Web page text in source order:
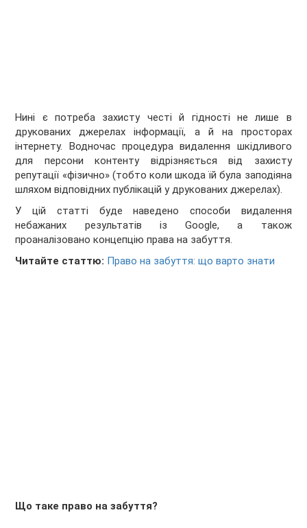
Нині є потреба захисту честі й гідності не лише в
друкованих джерелах інформації, а й на просторах
інтернету. Водночас процедура видалення шкідливого
для персони контенту відрізняється від захисту
репутації «фізично» (тобто коли шкода їй була заподіяна
шляхом відповідних публікацій у друкованих джерелах).
У цій статті буде наведено способи видалення
небажаних результатів із Google, а також
проаналізовано концепцію права на забуття.
Читайте статтю: Право на забуття: що варто знати
Що таке право на забуття?